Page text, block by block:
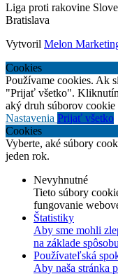
Liga proti rakovine
Bratislava
Vytvoril Melon
Cookies
Používame cookies. Ak
"Prijať všetko".
aký druh súborov
Nastavenia Prijať všetko
Cookies
Vyberte, aké súbory
jeden rok.
Nevyhnutné
Tieto súbory
fungovanie
Štatistiky
Aby sme mohli
na základe
Používateľská
Aby naša stránka